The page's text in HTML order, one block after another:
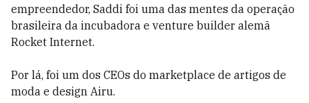
empreendedor, Saddi foi uma das mentes da operação
brasileira da incubadora e venture builder alemã
Rocket Internet.
Por lá, foi um dos CEOs do marketplace de artigos de
moda e design Airu.